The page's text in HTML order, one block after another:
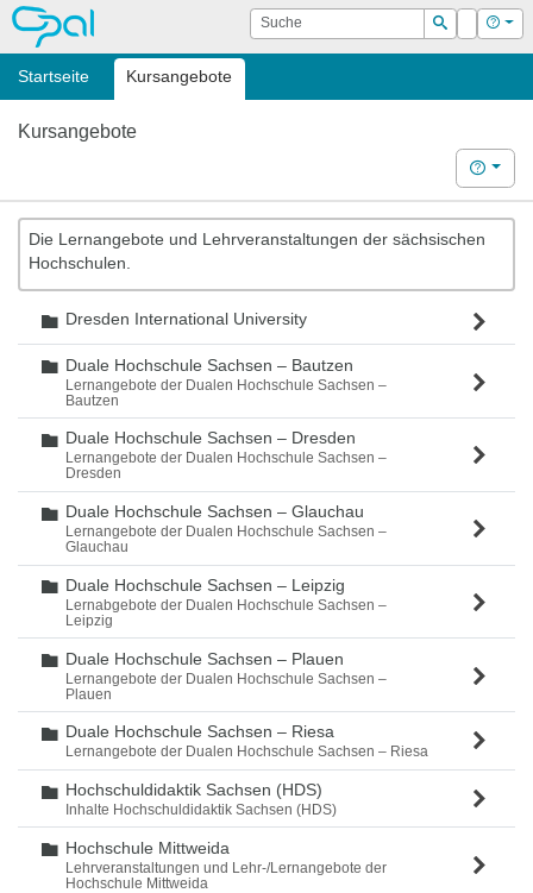
OPAL Suche
Suchen
Login Hilfe
Startseite Kursangebote
Kursangebote
Hilfe
Die Lernangebote und Lehrveranstaltungen der sächsischen
Hochschulen.
Ordner
Dresden International University
Ordner
Duale Hochschule Sachsen – Bautzen
Lernangebote der Dualen Hochschule Sachsen –
Bautzen
Ordner
Duale Hochschule Sachsen – Dresden
Lernangebote der Dualen Hochschule Sachsen –
Dresden
Ordner
Duale Hochschule Sachsen – Glauchau
Lernangebote der Dualen Hochschule Sachsen –
Glauchau
Ordner
Duale Hochschule Sachsen – Leipzig
Lernabgebote der Dualen Hochschule Sachsen –
Leipzig
Ordner
Duale Hochschule Sachsen – Plauen
Lernangebote der Dualen Hochschule Sachsen –
Plauen
Ordner
Duale Hochschule Sachsen – Riesa
Lernangebote der Dualen Hochschule Sachsen – Riesa
Ordner
Hochschuldidaktik Sachsen (HDS)
Inhalte Hochschuldidaktik Sachsen (HDS)
Ordner
Hochschule Mittweida
Lehrveranstaltungen und Lehr-/Lernangebote der
Hochschule Mittweida